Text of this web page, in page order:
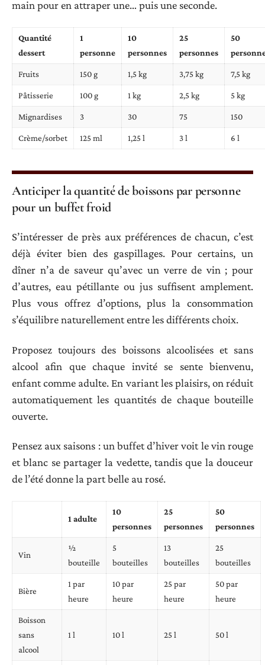
main pour en attraper une… puis une seconde.
Quantité
dessert
1
personne
10
personnes
25
personnes
50
Fruits 150 g 1,5 kg 3,75 kg 7,5 kg
Pâtisserie 100 g 1 kg 2,5 kg 5 kg
Mignardises 3 30 75 150
Crème/sorbet 125 ml 1,25 l 3 l 6 l
Anticiper la quantité de boissons par personne
pour un buffet froid
S’intéresser de près aux préférences de chacun, c’est
déjà éviter bien des gaspillages. Pour certains, un
dîner n’a de saveur qu’avec un verre de vin ; pour
d’autres, eau pétillante ou jus suffisent amplement.
Plus vous offrez d’options, plus la consommation
s’équilibre naturellement entre les différents choix.
Proposez toujours des boissons alcoolisées et sans
alcool afin que chaque invité se sente bienvenu,
enfant comme adulte. En variant les plaisirs, on réduit
automatiquement les quantités de chaque bouteille
ouverte.
Pensez aux saisons : un buffet d’hiver voit le vin rouge
et blanc se partager la vedette, tandis que la douceur
de l’été donne la part belle au rosé.
1 adulte
10
personnes
25
personnes
50
personnes
Vin
½
bouteille
5
bouteilles
13
bouteilles
25
bouteilles
Bière
1 par
heure
10 par
heure
25 par
heure
50 par
heure
Boisson
sans
alcool
1 l 10 l 25 l 50 l